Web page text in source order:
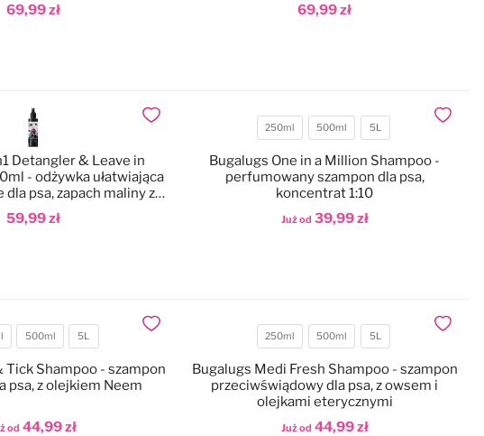
69,99 zł 69,99 zł
59,99 zł
Detangler & Leave in
- odżywka ułatwiająca
dla psa, zapach maliny z
cytryną
Dodaj do ulubionych
Pojemność
250ml 500ml 5L
Już od 39,99 zł
Bugalugs One in a Million Shampoo -
perfumowany szampon dla psa,
koncentrat 1:10
Dodaj
500ml 5L
od 44,99 zł
Tick Shampoo - szampon
psa, z olejkiem Neem
Dodaj do ulubionych
Pojemność
250ml 500ml 5L
Już od 44,99 zł
Bugalugs Medi Fresh Shampoo - szampon
przeciwświądowy dla psa, z owsem i
olejkami eterycznymi
Dodaj